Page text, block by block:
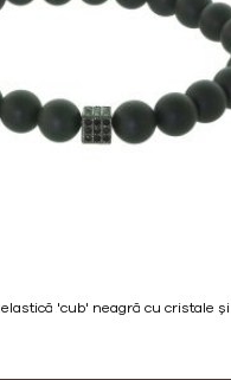
elastică 'cub' neagră cu cristale